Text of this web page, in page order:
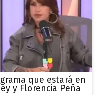
que estará en
y Florencia Peña